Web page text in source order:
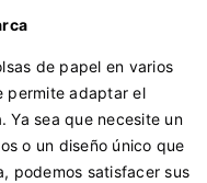
de papel en varios
permite adaptar el
Ya sea que necesite un
o un diseño único que
podemos satisfacer sus